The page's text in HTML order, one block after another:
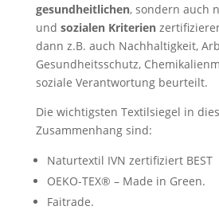
gesundheitlichen, sondern auch
und sozialen Kriterien
dann z.B. auch Nachhaltigkeit,
Gesundheitsschutz,
soziale Verantwortung beurteilt.
Die wichtigsten Textilsiegel in
Zusammenhang sind:
Naturtextil IVN zertifiziert BEST
OEKO-TEX® – Made in Green.
Faitrade.